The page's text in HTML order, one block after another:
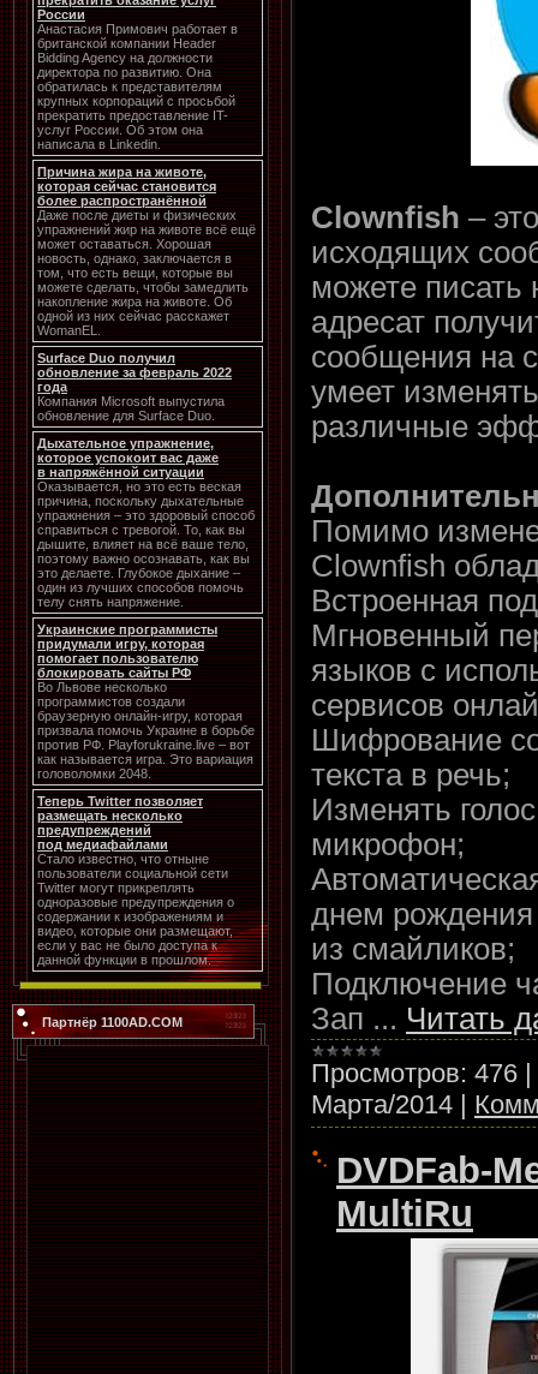
России
Анастасия Примович работает в
британской компании Header
Bidding Agency на должности
директора по развитию. Она
обратилась к представителям
крупных корпораций с просьбой
прекратить предоставление IT-
услуг России. Об этом она
написала в Linkedin.
Причина жира на животе,
которая сейчас становится
более распространённой
Даже после диеты и физических
упражнений жир на животе всё ещё
может оставаться. Хорошая
новость, однако, заключается в
том, что есть вещи, которые вы
можете сделать, чтобы замедлить
накопление жира на животе. Об
одной из них сейчас расскажет
WomanEL.
Surface Duo получил
обновление за февраль 2022
года
Компания Microsoft выпустила
обновление для Surface Duo.
Дыхательное упражнение,
которое успокоит вас даже
в напряжённой ситуации
Оказывается, но это есть веская
причина, поскольку дыхательные
упражнения – это здоровый способ
справиться с тревогой. То, как вы
дышите, влияет на всё ваше тело,
поэтому важно осознавать, как вы
это делаете. Глубокое дыхание –
один из лучших способов помочь
телу снять напряжение.
Украинские программисты
придумали игру, которая
помогает пользователю
блокировать сайты РФ
Во Львове несколько
программистов создали
браузерную онлайн-игру, которая
призвала помочь Украине в борьбе
против РФ. Playforukraine.live – вот
как называется игра. Это вариация
головоломки 2048.
Теперь Twitter позволяет
размещать несколько
предупреждений
под медиафайлами
Стало известно, что отныне
пользователи социальной сети
Twitter могут прикреплять
одноразовые предупреждения о
содержании к изображениям и
видео, которые они размещают,
если у вас не было доступа к
данной функции в прошлом.
Партнёр 1100AD.COM
Clownfish –
исходящих
можете писать
адресат
сообщения на
умеет
различные
Помимо
Clownfish
Встроенная
Мгновенный
языков с
сервисов
Шифрование
текста в речь;
Изменять
микрофон;
днем рождения
из смайликов;
Подключение
Зап ... Читать
Просмотров: 476 |
Марта/2014 |
DVDFab-
MultiRu